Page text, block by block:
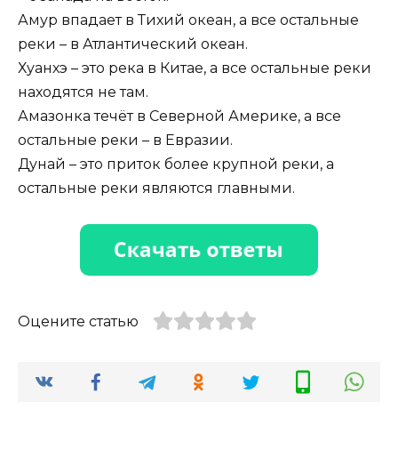
Амур впадает в Тихий океан, а все остальные
реки – в Атлантический океан.
Хуанхэ – это река в Китае, а все остальные реки
находятся не там.
Амазонка течёт в Северной Америке, а все
остальные реки – в Евразии.
Дунай – это приток более крупной реки, а
остальные реки являются главными.
Оцените статью